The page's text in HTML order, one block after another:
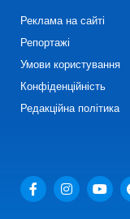
Реклама на сайті
Репортажі
Умови користування
Конфіденційність
Редакційна політика